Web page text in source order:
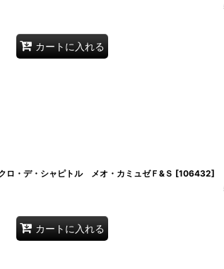
カートに入れる
ロ・デ・シャピトル メオ・カミュゼＦ&Ｓ [106432]
カートに入れる